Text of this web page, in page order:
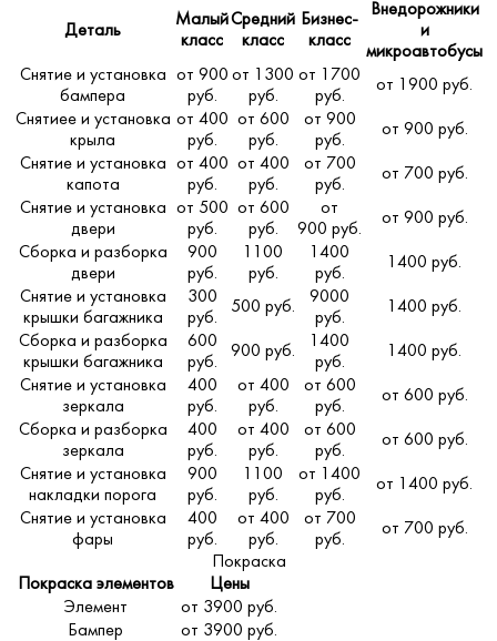
Деталь
Малый
класс
Средний
класс
Бизнес-
класс
Внедорожники
и
микроавтобусы
Снятие и установка
бампера
от 900
руб.
от 1300
руб.
от 1700
руб.
от 1900 руб.
Снятиее и установка
крыла
от 400
руб.
от 600
руб.
от 900
руб.
от 900 руб.
Снятие и установка
капота
от 400
руб.
от 400
руб.
от 700
руб.
от 700 руб.
Снятие и установка
двери
от 500
руб.
от 600
руб.
от
900 руб.
от 900 руб.
Сборка и разборка
двери
900
руб.
1100
руб.
1400
руб.
1400 руб.
Снятие и установка
крышки багажника
300
руб.
500 руб.
9000
руб.
1400 руб.
Сборка и разборка
крышки багажника
600
руб.
900 руб.
1400
руб.
1400 руб.
Снятие и установка
зеркала
400
руб.
от 400
руб.
от 600
руб.
от 600 руб.
Сборка и разборка
зеркала
400
руб.
от 400
руб.
от 600
руб.
от 600 руб.
Снятие и установка
накладки порога
900
руб.
1100
руб.
от 1400
руб.
от 1400 руб.
Снятие и установка
фары
400
руб.
от 400
руб.
от 700
руб.
от 700 руб.
Покраска
Покраска элементов
Цены
Элемент
от 3900 руб.
Бампер
от 3900 руб.